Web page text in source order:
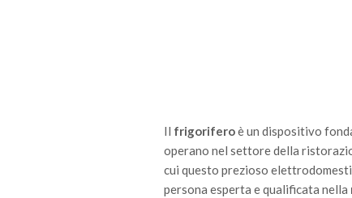
Il frigoriferoè un dispositivo
operano nel settore della
cui questo prezioso
persona esperta e qualificata nella